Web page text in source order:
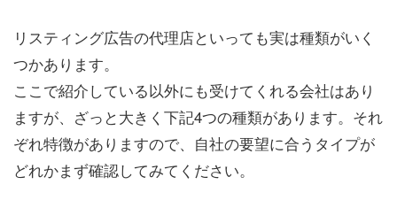
リスティング広告の代理店といっても実は種類がいく
つかあります。
ここで紹介している以外にも受けてくれる会社はあり
ますが、ざっと大きく下記4つの種類があります。それ
ぞれ特徴がありますので、自社の要望に合うタイプが
どれかまず確認してみてください。